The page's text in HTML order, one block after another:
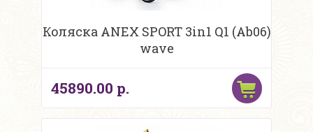
Коляска ANEX SPORT 3in1 Q1 (Ab06)
wave
45890.00 р.